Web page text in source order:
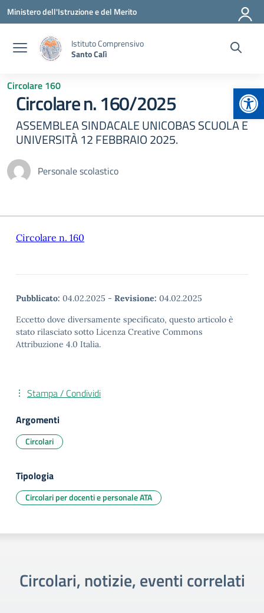
Vai ai contenuti
Vai al menu di navigazione
Vai al footer
Ministero dell'Istruzione e del Merito
Istituto Comprensivo
Santo Calì
Circolare 160
Circolare n. 160/2025
ASSEMBLEA SINDACALE UNICOBAS SCUOLA E
UNIVERSITÀ 12 FEBBRAIO 2025.
Personale scolastico
Circolare n. 160
Pubblicato: 04.02.2025 - Revisione: 04.02.2025
Eccetto dove diversamente specificato, questo articolo è
stato rilasciato sotto Licenza Creative Commons
Attribuzione 4.0 Italia.
Stampa / Condividi
Argomenti
Circolari
Tipologia
Circolari per docenti e personale ATA
Circolari, notizie, eventi correlati